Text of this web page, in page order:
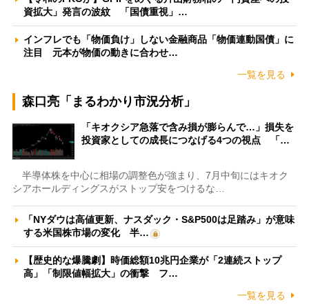
資拡大」発言の波紋 「国債重視」…
インフレでも「物価負け」しない金融商品「物価連動国債」に
注目 元本が物価の動きに合わせ…
一覧を見る
森口亮「まるわかり市況分析」
「キオクシア急落で含み損が膨らんで…」損失を
投資家としての成長につなげる4つの視点 「…
半導体株を中心に相場の調整色が強まり、7月中旬にはキオク
シアホールディングスがストップ安をつけるな…
「NYダウは高値更新、ナスダック・S&P500は足踏み」が意味
する米国株市場の変化 半…
【歴史的な爆騰劇】時価総額10兆円企業が「2連続ストップ
高」「制限値幅拡大」の衝撃 フ…
一覧を見る